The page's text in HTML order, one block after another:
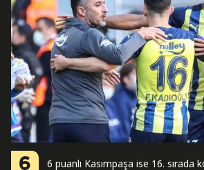
6 6 puanlı Kasımpaşa ise 16. sırada